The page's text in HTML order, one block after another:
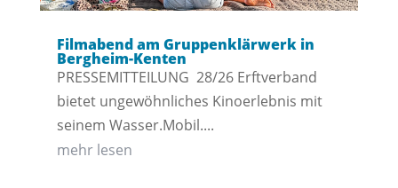
Filmabend am Gruppenklärwerk in
Bergheim-Kenten
PRESSEMITTEILUNG 28/26 Erftverband
bietet ungewöhnliches Kinoerlebnis mit
seinem Wasser.Mobil....
mehr lesen